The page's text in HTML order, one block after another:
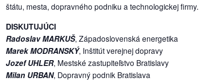
práca
odkazy
petície
z
štátu, mesta, dopravného podniku a technologickej firmy.
DISKUTUJÚCI
Radoslav MARKUŠ, Západoslovenská energetika
Marek MODRANSKÝ, Inštitút verejnej dopravy
Jozef UHLER, Mestské zastupiteľstvo Bratislavy
Milan URBAN, Dopravný podnik Bratislava